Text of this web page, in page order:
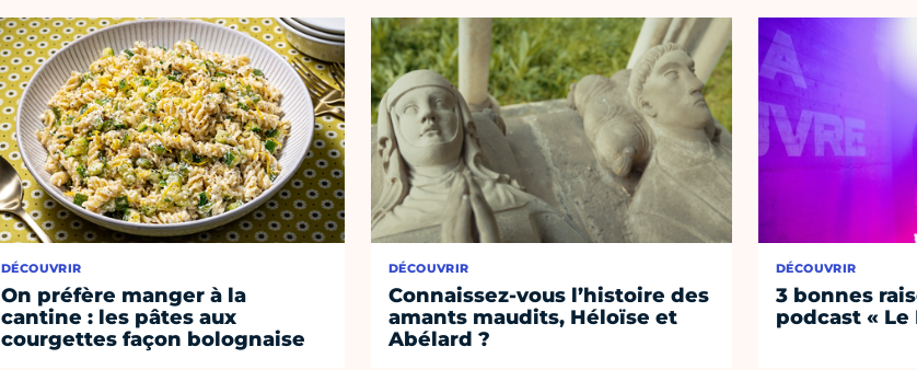
DÉCOUVRIR
On préfère manger à la
cantine : les pâtes aux
courgettes façon bolognaise
DÉCOUVRIR
Connaissez-vous l’histoire des
amants maudits, Héloïse et
Abélard ?
DÉCOUVRIR
3 bonnes
podcast « Le